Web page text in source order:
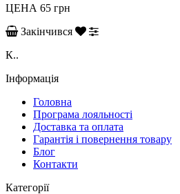
ЦЕНА 65 грн
Закінчився
К..
Інформація
Головна
Програма лояльності
Доставка та оплата
Гарантія і повернення товару
Блог
Контакти
Категорії